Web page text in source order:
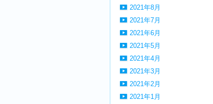
2021年8月
2021年7月
2021年6月
2021年5月
2021年4月
2021年3月
2021年2月
2021年1月